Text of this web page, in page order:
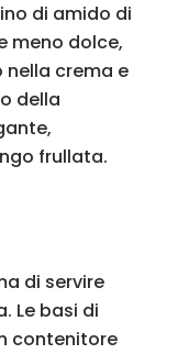
di amido di
meno dolce,
nella crema e
della
frullata.
di servire
Le basi di
contenitore